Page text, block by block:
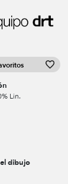
Lin.
dibujo